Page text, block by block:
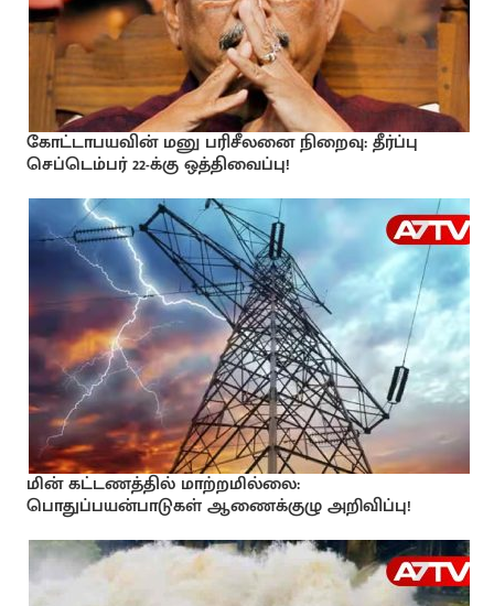
கோட்டாபயவின் மனு பரிசீலனை நிறைவு: தீர்ப்பு
செப்டெம்பர் 22-க்கு ஒத்திவைப்பு!
மின் கட்டணத்தில் மாற்றமில்லை:
பொதுப்பயன்பாடுகள் ஆணைக்குழு அறிவிப்பு!